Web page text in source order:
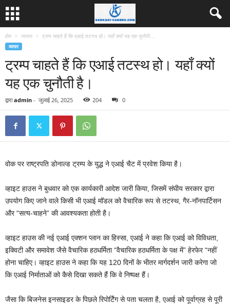
होम व्यापार ट्रम्प चाहते हैं कि एआई तटस्थ हो। यहाँ क्यों यह एक चुनौती...
व्यापार
ट्रम्प चाहते हैं कि एआई तटस्थ हो। यहाँ क्यों
यह एक चुनौती है।
द्वारा admin - जुलाई 26, 2025 204 0
वोक पर राष्ट्रपति डोनाल्ड ट्रम्प के युद्ध ने एआई चैट में प्रवेश किया है।
व्हाइट हाउस ने बुधवार को एक कार्यकारी आदेश जारी किया, जिसमें संघीय सरकार द्वारा
उपयोग किए जाने वाले किसी भी एआई मॉडल को वैचारिक रूप से तटस्थ, गैर-नॉनपार्टिसन
और “सत्य-चाहने” की आवश्यकता होती है।
व्हाइट हाउस की नई एआई एक्शन प्लान का हिस्सा, एआई ने कहा कि एआई को विविधता,
इक्विटी और समावेश जैसे वैचारिक हठधर्मिता “वैचारिक हठधर्मिता के पक्ष में” हेरफेर “नहीं
होना चाहिए। व्हाइट हाउस ने कहा कि यह 120 दिनों के भीतर मार्गदर्शन जारी करेगा जो
कि एआई निर्माताओं को कैसे दिखा सकते हैं कि वे निष्पक्ष हैं।
जैसा कि बिजनेस इनसाइडर के पिछले रिपोर्टिंग से पता चलता है, एआई को पूर्वाग्रह से पूरी